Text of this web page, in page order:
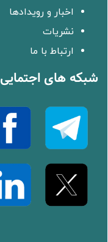
اخبار و رویدادها
نشریات
ارتباط با ما
شبکه های اجتمایی